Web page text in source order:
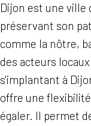
Dijon est une ville
préservant son
comme la nôtre,
des acteurs
s'implantant à
offre une
égaler. Il permet